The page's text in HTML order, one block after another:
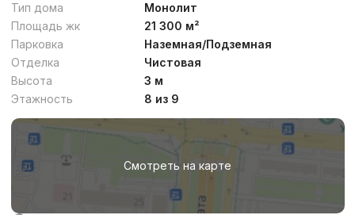
Тип дома
Монолит
Площадь жк
21 300 м²
Парковка
Наземная/Подземная
Отделка
Чистовая
Высота
3 м
Этажность
8 из 9
Смотреть на карте